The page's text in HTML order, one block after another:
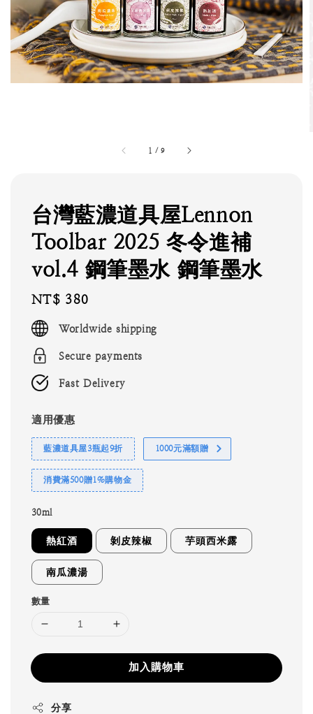
1 /9
台灣藍濃道具屋Lennon
Toolbar 2025 冬令進補
vol.4 鋼筆墨水 鋼筆墨水
Regular
price
NT$ 380
Worldwide shipping
Secure payments
Fast Delivery
適用優惠
藍濃道具屋3瓶起9折 1000元滿額贈
消費滿500贈1%購物金
30ml
熱紅酒 剝皮辣椒 芋頭西米露
南瓜濃湯
數量
加入購物車
分享